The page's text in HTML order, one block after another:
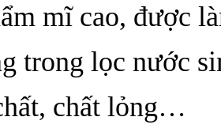
mĩ cao, được
trong lọc nước
chất lỏng…